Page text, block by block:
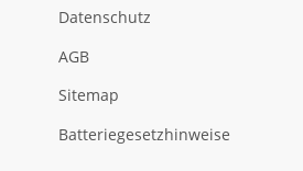
Datenschutz
AGB
Sitemap
Batteriegesetzhinweise